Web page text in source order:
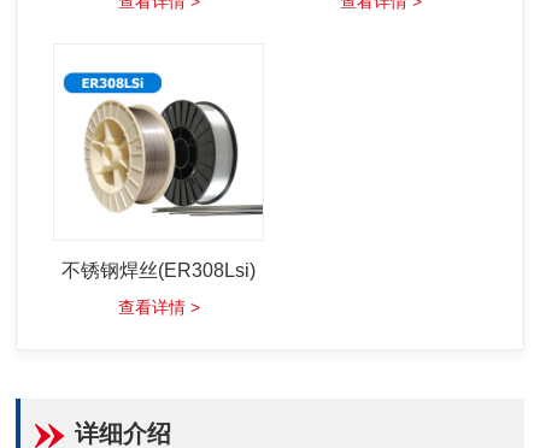
不锈钢焊丝(ER308Lsi)
查看详情 >
详细介绍